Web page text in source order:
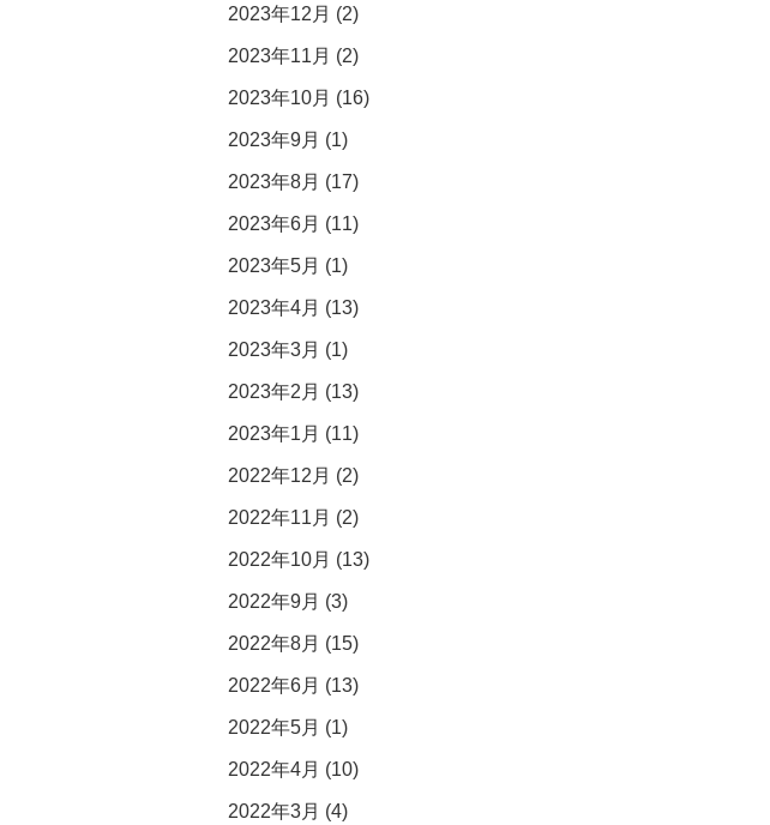
2023年12月 (2)
2023年11月 (2)
2023年10月 (16)
2023年9月 (1)
2023年8月 (17)
2023年6月 (11)
2023年5月 (1)
2023年4月 (13)
2023年3月 (1)
2023年2月 (13)
2023年1月 (11)
2022年12月 (2)
2022年11月 (2)
2022年10月 (13)
2022年9月 (3)
2022年8月 (15)
2022年6月 (13)
2022年5月 (1)
2022年4月 (10)
2022年3月 (4)